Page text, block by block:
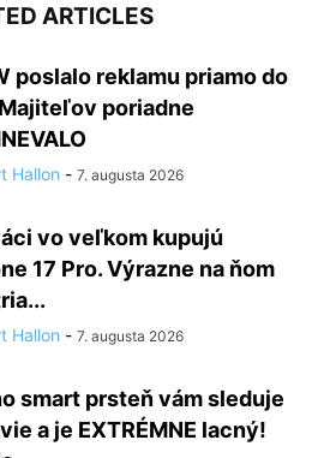
ARTICLES
poslalo reklamu priamo do
poriadne
Hallon - 7. augusta 2026
vo veľkom kupujú
17 Pro. Výrazne na ňom
Hallon - 7. augusta 2026
smart prsteň vám sleduje
a je EXTRÉMNE lacný!